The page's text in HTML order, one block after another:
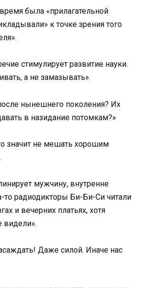
была «прилагательной
к точке зрения того
стимулирует развитие науки.
а не замазывать».
нынешнего поколения? Их
в назидание потомкам?»
значит не мешать хорошим
мужчину, внутренне
то радиодикторы Би-Би-Си читали
и вечерних платьях, хотя
видели».
Даже силой. Иначе нас